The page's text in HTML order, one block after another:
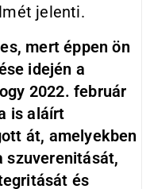
jelenti.
mert éppen ön
idején a
2022. február
is aláírt
át, amelyekben
szuverenitását,
és